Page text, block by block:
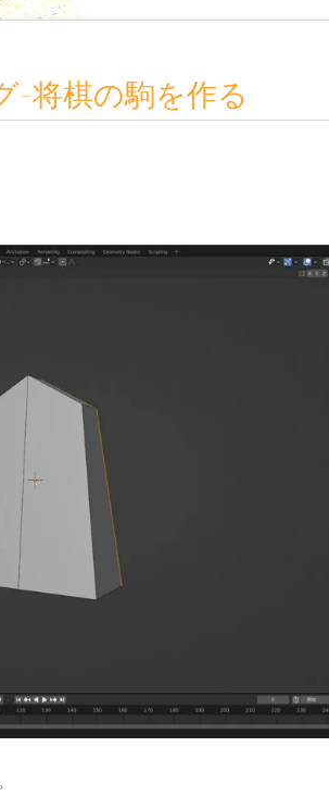
-将棋の駒を作る